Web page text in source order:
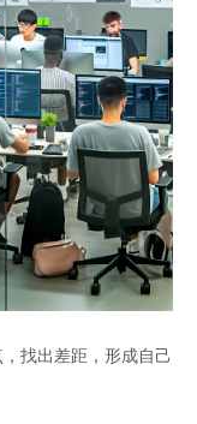
找出差距，形成自己